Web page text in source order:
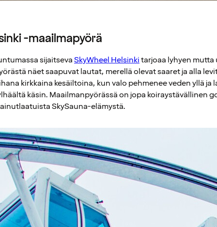
-maailmapyörä
sijaitsevaSkyWheel Helsinkitarjoaa lyhyen
näet saapuvat lautat, merellä olevat saaret ja alla
kirkkaina kesäiltoina, kun valo pehmenee veden yllä ja
käsin. Maailmanpyörässä on jopa koiraystävällinen
SkySauna-elämystä.